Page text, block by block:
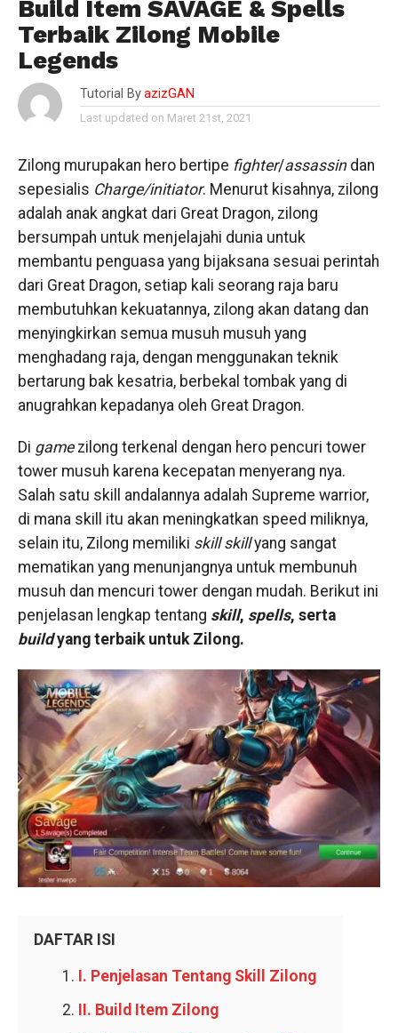
Build Item SAVAGE & Spells
Terbaik Zilong Mobile
Legends
Tutorial By azizGAN
Last updated on Maret 21st, 2021
Zilong murupakan hero bertipe fighter/assassindan
sepesialis Charge/initiator. Menurut kisahnya, zilong
adalah anak angkat dari Great Dragon, zilong
bersumpah untuk menjelajahi dunia untuk
membantu penguasa yang bijaksana sesuai perintah
dari Great Dragon, setiap kali seorang raja baru
membutuhkan kekuatannya, zilong akan datang dan
menyingkirkan semua musuh musuh yang
menghadang raja, dengan menggunakan teknik
bertarung bak kesatria, berbekal tombak yang di
anugrahkan kepadanya oleh Great Dragon.
Di gamezilong terkenal dengan hero pencuri tower
tower musuh karena kecepatan menyerang nya.
Salah satu skill andalannya adalah Supreme warrior,
di mana skill itu akan meningkatkan speed miliknya,
selain itu, Zilong memiliki skill skillyang sangat
mematikan yang menunjangnya untuk membunuh
musuh dan mencuri tower dengan mudah. Berikut ini
penjelasan lengkap tentang skill, spells, serta
buildyang terbaik untuk Zilong.
DAFTAR ISI
I. Penjelasan Tentang Skill Zilong
II. Build Item Zilong